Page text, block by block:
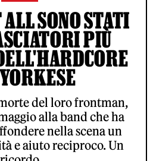
SONO STATI
PIÙ
del loro frontman,
alla band che ha
nella scena un
e aiuto reciproco. Un